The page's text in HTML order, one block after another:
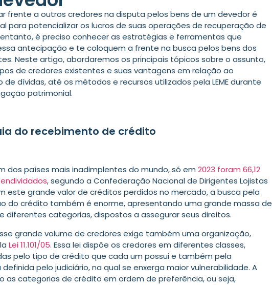
frente a outros credores na disputa pelos bens de um devedor é
para potencializar os lucros de suas operações de recuperação de
é preciso conhecer as estratégias e ferramentas que
antecipação e te coloquem a frente na busca pelos bens dos
Neste artigo, abordaremos os principais tópicos sobre o assunto,
de credores existentes e suas vantagens em relação ao
dívidas, até os métodos e recursos utilizados pela LEME durante
patrimonial.
do recebimento de crédito
dos países mais inadimplentes do mundo, só em 2023 foram 66,12
, segundo a Confederação Nacional de Dirigentes Lojistas
este grande valor de créditos perdidos no mercado, a busca pela
do crédito também é enorme, apresentando uma grande massa de
diferentes categorias, dispostos a assegurar seus direitos.
grande volume de credores exige também uma organização,
Lei 11.101/05. Essa lei dispõe os credores em diferentes classes,
pelo tipo de crédito que cada um possui e também pela
pelo judiciário, na qual se enxerga maior vulnerabilidade. A
as categorias de crédito em ordem de preferência, ou seja,